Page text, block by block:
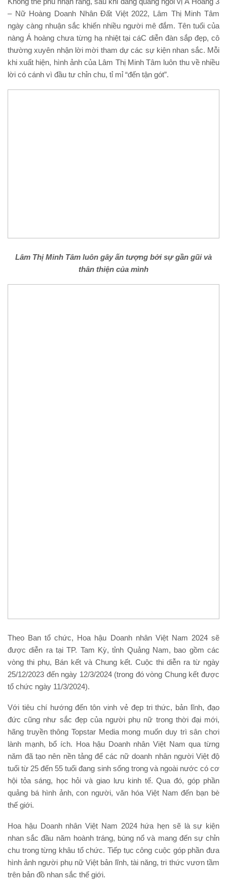
– Nữ Hoàng Doanh Nhân Đất Việt 2022, Lâm Thị Minh Tâm
ngày càng nhuận sắc khiến nhiều người mê đắm. Tên tuổi của
nàng Á hoàng chưa từng hạ nhiệt tại cáC diễn đàn sắp đẹp, cô
thường xuyên nhận lời mời tham dự các sự kiện nhan sắc. Mỗi
khi xuất hiện, hình ảnh của Lâm Thị Minh Tâm luôn thu về nhiều
lời có cánh vì đầu tư chỉn chu, tỉ mỉ “đến tận gót”.
Lâm Thị Minh Tâm luôn gây ấn tượng bởisự gần gũi và
thân thiện của mình
Theo Ban tổ chức, Hoa hậu Doanh nhân Việt Nam 2024 sẽ
được diễn ra tại TP. Tam Kỳ, tỉnh Quảng Nam, bao gồm các
vòng thi phụ, Bán kết và Chung kết. Cuộc thi diễn ra từ ngày
25/12/2023 đến ngày 12/3/2024 (trong đó vòng Chung kết được
tổ chức ngày 11/3/2024).
Với tiêu chí hướng đến tôn vinh vẻ đẹp tri thức, bản lĩnh, đạo
đức cũng như sắc đẹp của người phụ nữ trong thời đại mới,
hãng truyền thông Topstar Media mong muốn duy trì sân chơi
lành mạnh, bổ ích. Hoa hậu Doanh nhân Việt Nam qua từng
năm đã tạo nên nền tảng để các nữ doanh nhân người Việt độ
tuổi từ 25 đến 55 tuổi đang sinh sống trong và ngoài nước có cơ
hội tỏa sáng, học hỏi và giao lưu kinh tế. Qua đó, góp phần
quảng bá hình ảnh, con người, văn hóa Việt Nam đến bạn bè
thế giới.
Hoa hậu Doanh nhân Việt Nam 2024 hứa hẹn sẽ là sự kiện
nhan sắc đầu năm hoành tráng, bùng nổ và mang đến sự chỉn
chu trong từng khâu tổ chức. Tiếp tục công cuộc góp phần đưa
hình ảnh người phụ nữ Việt bản lĩnh, tài năng, tri thức vươn tầm
trên bản đồ nhan sắc thế giới.